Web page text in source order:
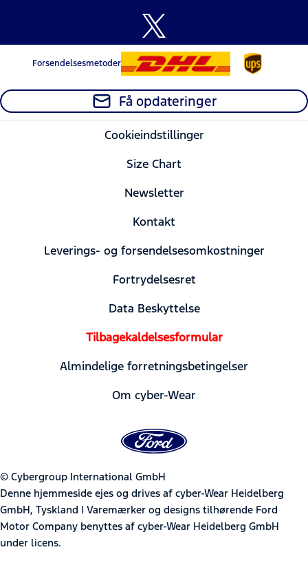
Forsendelsesmetoder
Få opdateringer
Cookieindstillinger
Size Chart
Newsletter
Kontakt
Leverings- og forsendelsesomkostninger
Fortrydelsesret
Data Beskyttelse
Tilbagekaldelsesformular
Almindelige forretningsbetingelser
Om cyber-Wear
© Cybergroup International GmbH
Denne hjemmeside ejes og drives af cyber-Wear Heidelberg
GmbH, Tyskland | Varemærker og designs tilhørende Ford
Motor Company benyttes af cyber-Wear Heidelberg GmbH
under licens.